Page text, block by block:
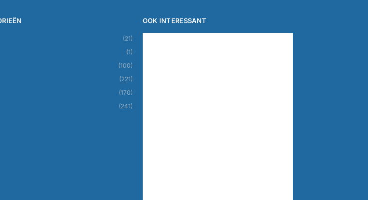
(21)
(1)
(100)
(221)
(170)
(241)
OOK INTERESSANT